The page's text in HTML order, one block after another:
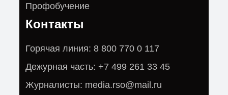
Профобучение
Контакты
Горячая линия: 8 800 770 0 117
Дежурная часть: +7 499 261 33 45
Журналисты: media.rso@mail.ru